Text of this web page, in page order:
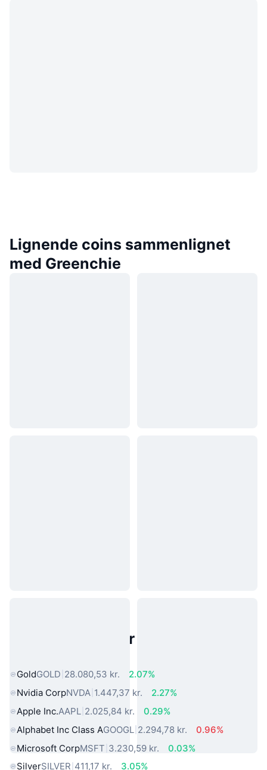
Lignende coins sammenlignet
med Greenchie
Populære aktiver fra den virkelige
GoldGOLD 28.080,53 kr.
2.07%
Nvidia CorpNVDA 1.447,37 kr.
2.27%
Apple Inc.AAPL 2.025,84 kr.
0.29%
Alphabet Inc Class AGOOGL 2.294,78 kr.
0.96%
Microsoft CorpMSFT 3.230,59 kr.
0.03%
SilverSILVER 411,17 kr. 3.05%